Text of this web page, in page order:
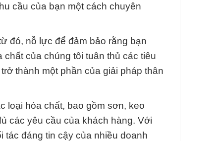
cầu của bạn một cách chuyên
đó, nỗ lực để đảm bảo rằng bạn
của chúng tôi tuân thủ các tiêu
thành một phần của giải pháp thân
loại hóa chất, bao gồm sơn, keo
các yêu cầu của khách hàng. Với
tác đáng tin cậy của nhiều doanh